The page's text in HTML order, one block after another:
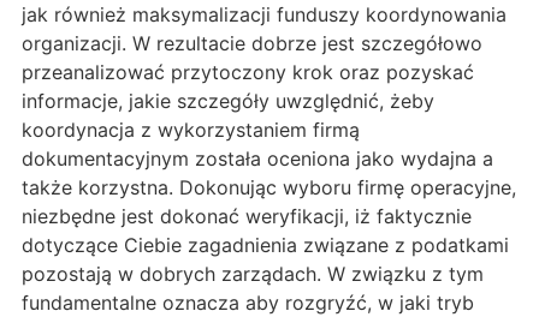
jak również maksymalizacji funduszy koordynowania
organizacji. W rezultacie dobrze jest szczegółowo
przeanalizować przytoczony krok oraz pozyskać
informacje, jakie szczegóły uwzględnić, żeby
koordynacja z wykorzystaniem firmą
dokumentacyjnym została oceniona jako wydajna a
także korzystna. Dokonując wyboru firmę operacyjne,
niezbędne jest dokonać weryfikacji, iż faktycznie
dotyczące Ciebie zagadnienia związane z podatkami
pozostają w dobrych zarządach. W związku z tym
fundamentalne oznacza aby rozgryźć, w jaki tryb